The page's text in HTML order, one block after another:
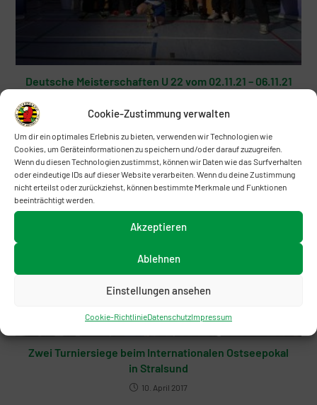
Cookie-Zustimmung verwalten
Um dir ein optimales Erlebnis zu bieten, verwenden wir Technologien wie
Cookies, um Geräteinformationen zu speichern und/oder darauf zuzugreifen.
Wenn du diesen Technologien zustimmst, können wir Daten wie das Surfverhalten
oder eindeutige IDs auf dieser Website verarbeiten. Wenn du deine Zustimmung
nicht erteilst oder zurückziehst, können bestimmte Merkmale und Funktionen
beeinträchtigt werden.
Akzeptieren
Ablehnen
Einstellungen ansehen
Cookie-RichtlinieDatenschutzImpressum
Deutsche Meisterschaften U 22 vom 02.11.21 – 06.11.21
25. November 2021
Zwei Turniersiege beim Internationalen Ostseepokal
in Stralsund
10. April 2017